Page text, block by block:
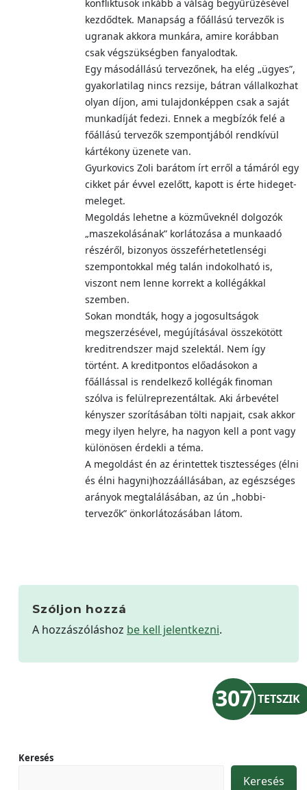
konfliktusok inkább a válság begyűrűzésével
kezdődtek. Manapság a főállású tervezők is
ugranak akkora munkára, amire korábban
csak végszükségben fanyalodtak.
Egy másodállású tervezőnek, ha elég „ügyes”,
gyakorlatilag nincs rezsije, bátran vállalkozhat
olyan díjon, ami tulajdonképpen csak a saját
munkadíját fedezi. Ennek a megbízók felé a
főállású tervezők szempontjából rendkívül
kártékony üzenete van.
Gyurkovics Zoli barátom írt erről a támáról egy
cikket pár évvel ezelőtt, kapott is érte hideget-
meleget.
Megoldás lehetne a közműveknél dolgozók
„maszekolásának” korlátozása a munkaadó
részéről, bizonyos összeférhetetlenségi
szempontokkal még talán indokolható is,
viszont nem lenne korrekt a kollégákkal
szemben.
Sokan mondták, hogy a jogosultságok
megszerzésével, megújításával összekötött
kreditrendszer majd szelektál. Nem így
történt. A kreditpontos előadásokon a
főállással is rendelkező kollégák finoman
szólva is felülreprezentáltak. Aki árbevétel
kényszer szorításában tölti napjait, csak akkor
megy ilyen helyre, ha nagyon kell a pont vagy
különösen érdekli a téma.
A megoldást én az érintettek tisztességes (élni
és élni hagyni)hozzáállásában, az egészséges
arányok megtalálásában, az ún „hobbi-
tervezők” önkorlátozásában látom.
Szóljon hozzá
A hozzászóláshoz be kell jelentkezni.
307 TETSZIK
Keresés
Keresés